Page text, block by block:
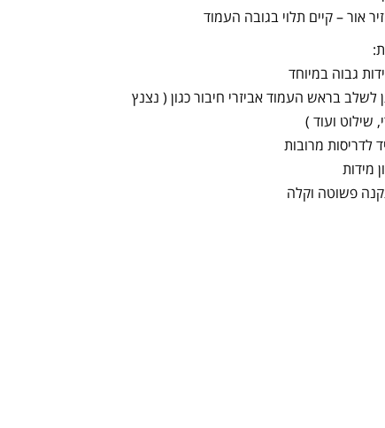
אור – קיים תלוי בגובה העמוד
גבוה במיוחד
לשלב בראש העמוד אביזרי חיבור כגון ( נצנץ
שילוט ועוד )
לדריסות מרובות
מידות
פשוטה וקלה